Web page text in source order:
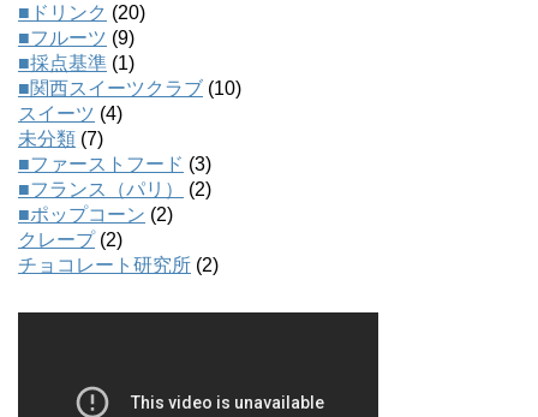
■ドリンク (20)
■フルーツ (9)
■採点基準 (1)
■関西スイーツクラブ (10)
スイーツ (4)
未分類 (7)
■ファーストフード (3)
■フランス（パリ）
(2)
■ポップコーン (2)
クレープ(2)
チョコレート研究所 (2)